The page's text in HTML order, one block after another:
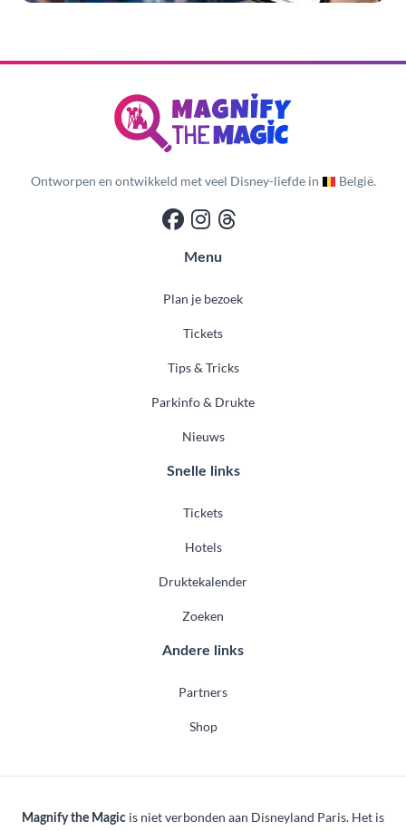
Ontworpen en ontwikkeld met veel Disney-liefde in België.
Menu
Plan je bezoek
Tickets
Tips & Tricks
Parkinfo & Drukte
Nieuws
Snelle links
Tickets
Hotels
Druktekalender
Zoeken
Andere links
Partners
Shop
Magnify the Magic is niet verbonden aan Disneyland Paris. Het is